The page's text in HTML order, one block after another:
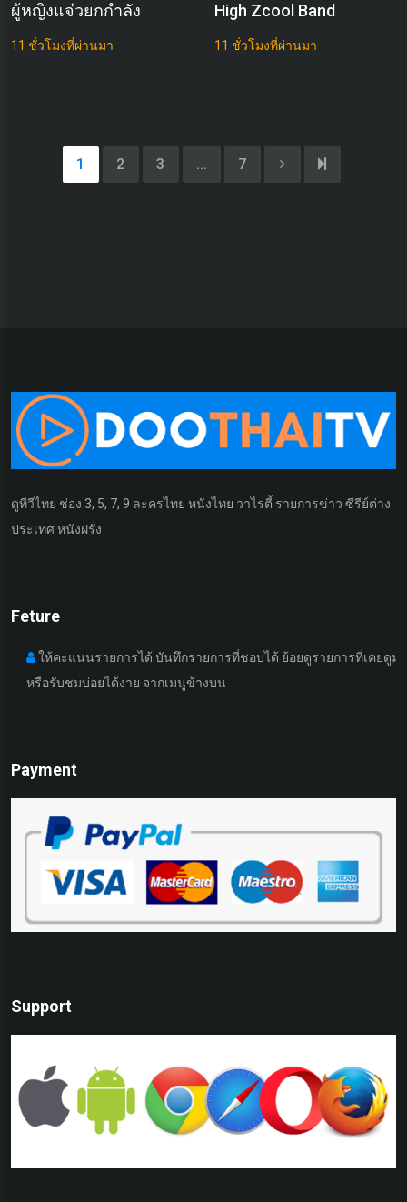
ผู้หญิงแจ๋วยกกําลัง
11 ชั่วโมงที่ผ่านมา
High Zcool Band
11 ชั่วโมงที่ผ่านมา
1 2 3 ... 7
ดูทีวีไทย ช่อง 3, 5, 7, 9 ละครไทย หนังไทย วาไรตี้ รายการข่าว ซีรีย์ต่าง
ประเทศ หนังฝรั่ง
Feture
ให้คะแนนรายการได้ บันทึกรายการที่ชอบได้ ย้อยดูรายการที่เคยดูมา
หรือรับชมบ่อยได้ง่าย จากเมนูข้างบน
Payment
Support